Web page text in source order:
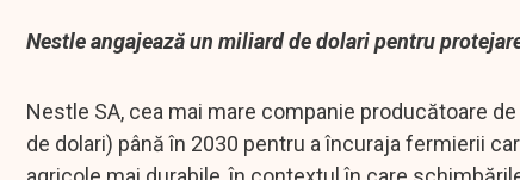
Nestle angajează un miliard de dolari pentru
Nestle SA, cea mai mare companie producătoare
de dolari) până în 2030 pentru a încuraja fermierii